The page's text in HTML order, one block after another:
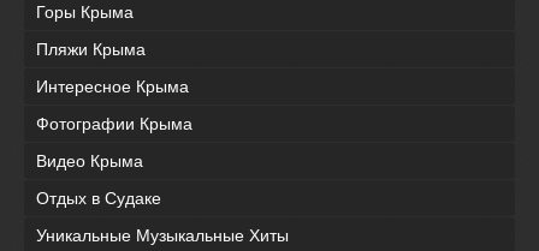
Горы Крыма
Пляжи Крыма
Интересное Крыма
Фотографии Крыма
Видео Крыма
Отдых в Судаке
Уникальные Музыкальные Хиты